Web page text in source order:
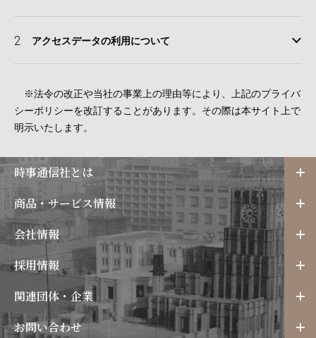
2 アクセスデータの利用について
※法令の改正や当社の事業上の理由等により、上記のプライバ
シーポリシーを改訂することがあります。その際は本サイト上で
明示いたします。
時事通信社とは
商品・サービス情報
会社情報
採用情報
関連団体・企業
お問い合わせ